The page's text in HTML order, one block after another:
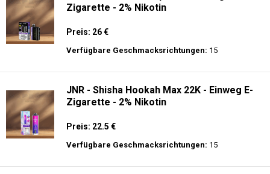
Zigarette - 2% Nikotin
Preis: 26 €
Verfügbare Geschmacksrichtungen: 15
JNR - Shisha Hookah Max 22K - Einweg E-
Zigarette - 2% Nikotin
Preis: 22.5 €
Verfügbare Geschmacksrichtungen: 15